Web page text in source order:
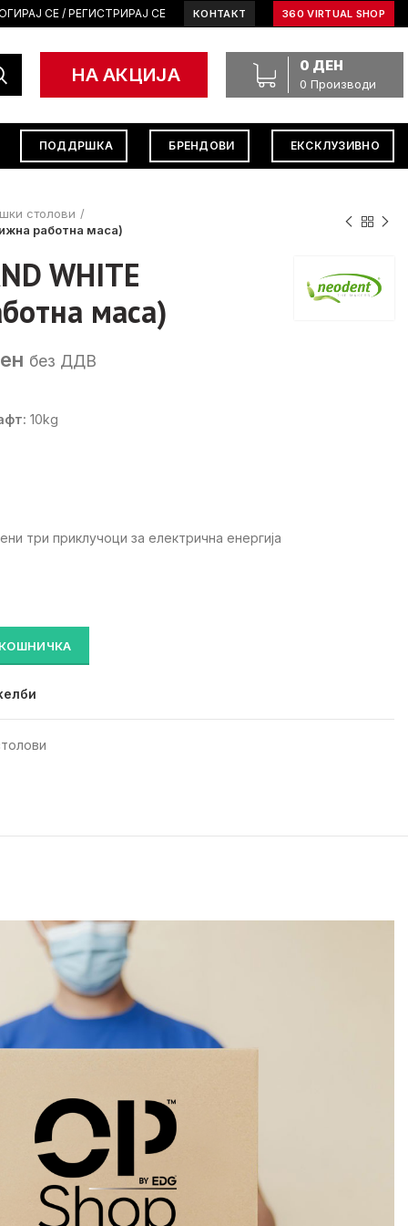
СЕ / РЕГИСТРИРАЈ СЕ КОНТАКТ 360 VIRTUAL SHOP
НА АКЦИЈА 0 Производи
0 ДЕН
ПОДДРШКА БРЕНДОВИ ЕКСКЛУЗИВНО
столови
работна маса)
WHITE
маса)
Current
15,500 ден.
без ДДВ
10kg
три приклучоци за електрична енергија